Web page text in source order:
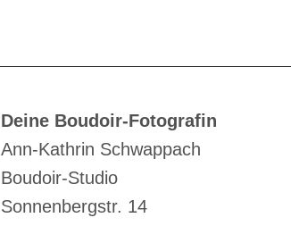
Deine Boudoir-Fotografin
Ann-Kathrin Schwappach
Boudoir-Studio
Sonnenbergstr. 14